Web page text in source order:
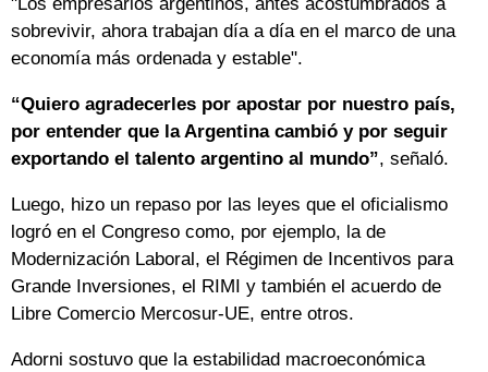
sobrevivir, ahora trabajan día a día en el marco de una
economía más ordenada y estable".
“Quiero agradecerles por apostar por nuestro país,
por entender que la Argentina cambió y por seguir
exportando el talento argentino al mundo”, señaló.
Luego, hizo un repaso por las leyes que el oficialismo
logró en el Congreso como, por ejemplo, la de
Modernización Laboral, el Régimen de Incentivos para
Grande Inversiones, el RIMI y también el acuerdo de
Libre Comercio Mercosur-UE, entre otros.
Adorni sostuvo que la estabilidad macroeconómica